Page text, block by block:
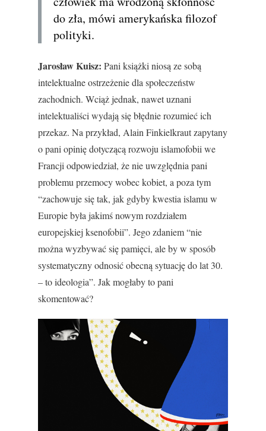
do zła, mówi amerykańska filozof
polityki.
Jarosław Kuisz: Pani książki niosą ze sobą
intelektualne ostrzeżenie dla społeczeństw
zachodnich. Wciąż jednak, nawet uznani
intelektualiści wydają się błędnie rozumieć ich
przekaz. Na przykład, Alain Finkielkraut zapytany
o pani opinię dotyczącą rozwoju islamofobii we
Francji odpowiedział, że nie uwzględnia pani
problemu przemocy wobec kobiet, a poza tym
“zachowuje się tak, jak gdyby kwestia islamu w
Europie była jakimś nowym rozdziałem
europejskiej ksenofobii”. Jego zdaniem “nie
można wyzbywać się pamięci, ale by w sposób
systematyczny odnosić obecną sytuację do lat 30.
– to ideologia”. Jak mogłaby to pani
skomentować?